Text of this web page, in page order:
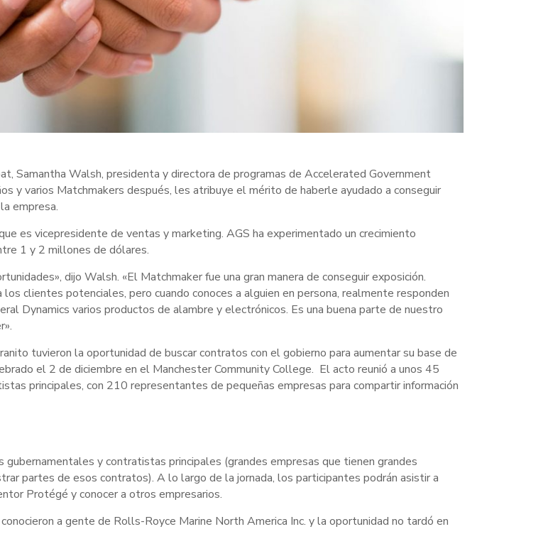
Samantha Walsh, presidenta y directora de programas de Accelerated Government
y varios Matchmakers después, les atribuye el mérito de haberle ayudado a conseguir
empresa.
es vicepresidente de ventas y marketing. AGS ha experimentado un crecimiento
1 y 2 millones de dólares.
dijo Walsh. «El Matchmaker fue una gran manera de conseguir exposición.
clientes potenciales, pero cuando conoces a alguien en persona, realmente responden
Dynamics varios productos de alambre y electrónicos. Es una buena parte de nuestro
tuvieron la oportunidad de buscar contratos con el gobierno para aumentar su base de
el 2 de diciembre en el Manchester Community College. El acto reunió a unos 45
principales, con 210 representantes de pequeñas empresas para compartir información
y contratistas principales (grandes empresas que tienen grandes
partes de esos contratos). A lo largo de la jornada, los participantes podrán asistir a
Protégé y conocer a otros empresarios.
a gente de Rolls-Royce Marine North America Inc. y la oportunidad no tardó en